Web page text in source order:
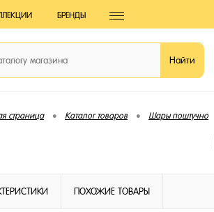
БРЕНДЫ
страница • Каталог товаров • Шары поштучно
ПОХОЖИЕ ТОВАРЫ